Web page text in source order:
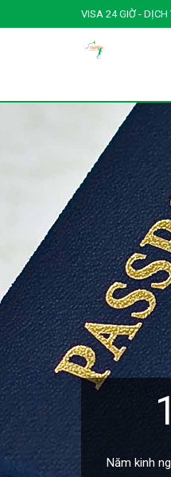
VISA 24 GIỜ -
Năm kinh